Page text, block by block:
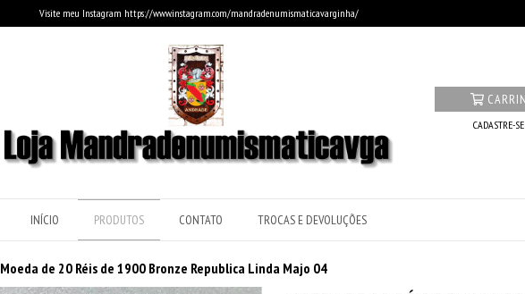
Visite meu Instagram https://www.instagram.com/mandradenumismaticavarginha/
CADASTRE-SE
INÍCIO PRODUTOS CONTATO TROCAS E DEVOLUÇÕES
Moeda de 20 Réis de 1900 Bronze Republica Linda Majo 04